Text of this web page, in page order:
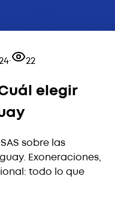
· 22
elegir
sobre las
Exoneraciones,
todo lo que